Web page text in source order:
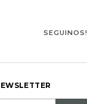
SEGUINOS!